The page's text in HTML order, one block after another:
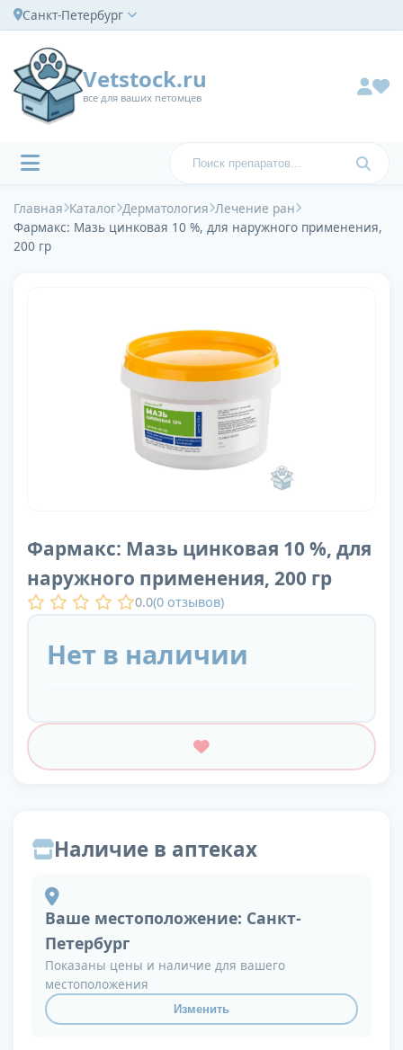
Санкт-Петербург
Vetstock.ru
все для ваших петомцев
Главная Каталог Дерматология Лечение ран
Фармакс: Мазь цинковая 10 %, для наружного применения,
200 гр
Фармакс: Мазь цинковая 10 %, для
наружного применения, 200 гр
0.0(0 отзывов)
Нет в наличии
Наличие в аптеках
Ваше местоположение: Санкт-
Петербург
Показаны цены и наличие для вашего
местоположения
Изменить